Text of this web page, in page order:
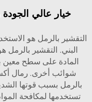
خيار عالي الجودة
التقشير بالرمل هو
البني. التقشير بالرمل
المادة على سطح معين
شوائب أخرى. رمال
بالرمل بسبب قوتها
تستخدمها لمكافحة المواد